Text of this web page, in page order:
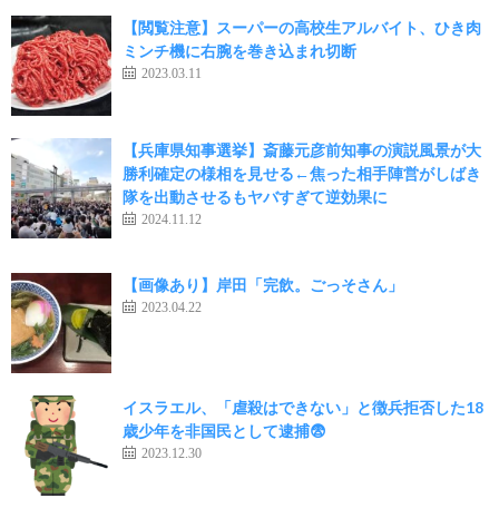
【閲覧注意】スーパーの高校生アルバイト、ひき肉
ミンチ機に右腕を巻き込まれ切断
2023.03.11
【兵庫県知事選挙】斎藤元彦前知事の演説風景が大
勝利確定の様相を見せる←焦った相手陣営がしばき
隊を出動させるもヤバすぎて逆効果に
2024.11.12
【画像あり】岸田「完飲。ごっそさん」
2023.04.22
イスラエル、「虐殺はできない」と徴兵拒否した18
歳少年を非国民として逮捕😨
2023.12.30